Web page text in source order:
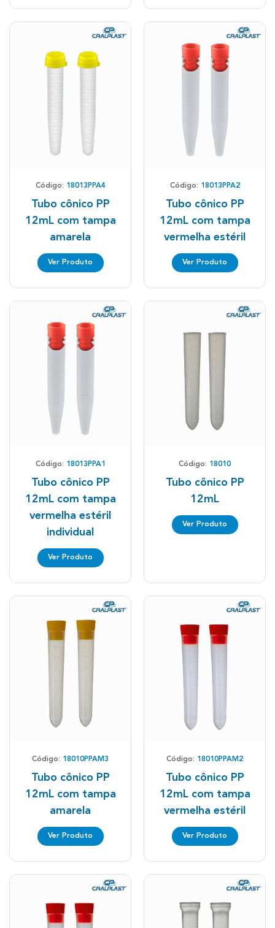
Código: 18013PPA4
Tubo cônico PP
12mL com tampa
amarela
Ver Produto
Código: 18013PPA2
Tubo cônico PP
12mL com tampa
vermelha estéril
Ver Produto
Código: 18013PPA1
Tubo cônico PP
12mL com tampa
vermelha estéril
individual
Ver Produto
Código: 18010
Tubo cônico PP
12mL
Ver Produto
Código: 18010PPAM3
Tubo cônico PP
12mL com tampa
amarela
Ver Produto
Código: 18010PPAM2
Tubo cônico PP
12mL com tampa
vermelha estéril
Ver Produto